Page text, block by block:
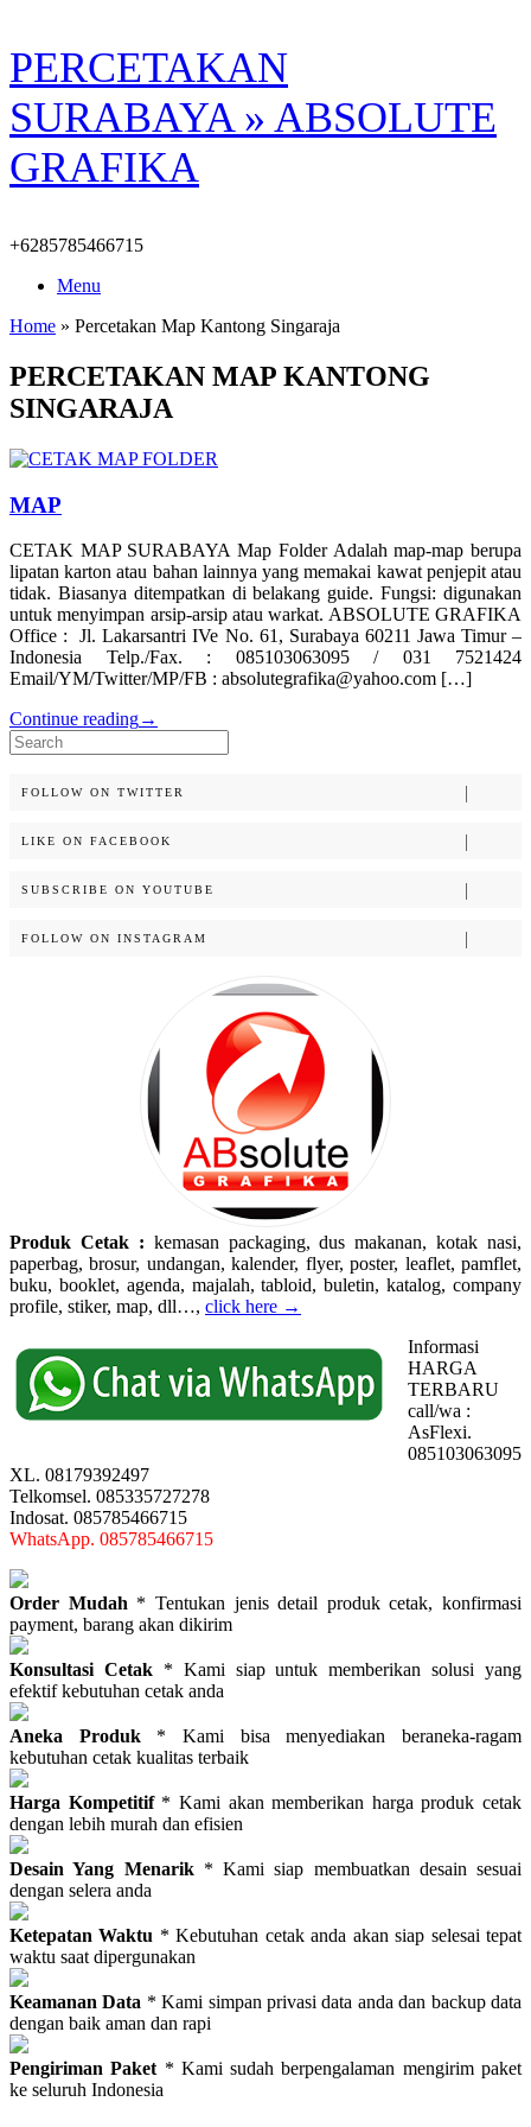
Skip
to
content
PERCETAKAN
SURABAYA » ABSOLUTE
GRAFIKA
+6285785466715
Menu
Home » Percetakan Map Kantong Singaraja
PERCETAKAN MAP KANTONG
SINGARAJA
MAP
CETAK MAP SURABAYA Map Folder Adalah map-map berupa
lipatan karton atau bahan lainnya yang memakai kawat penjepit atau
tidak. Biasanya ditempatkan di belakang guide. Fungsi: digunakan
untuk menyimpan arsip-arsip atau warkat. ABSOLUTE GRAFIKA
Office : Jl. Lakarsantri IVe No. 61, Surabaya 60211 Jawa Timur –
Indonesia Telp./Fax. : 085103063095 / 031 7521424
Email/YM/Twitter/MP/FB : absolutegrafika@yahoo.com […]
Continue reading→
Search
for:
FOLLOW ON TWITTER
LIKE ON FACEBOOK
SUBSCRIBE ON YOUTUBE
FOLLOW ON INSTAGRAM
Produk Cetak : kemasan packaging, dus makanan, kotak nasi,
paperbag, brosur, undangan, kalender, flyer, poster, leaflet, pamflet,
buku, booklet, agenda, majalah, tabloid, buletin, katalog, company
profile, stiker, map, dll…, click here →
Informasi
HARGA
TERBARU
call/wa :
AsFlexi.
085103063095
XL. 08179392497
Telkomsel. 085335727278
Indosat. 085785466715
WhatsApp. 085785466715
Order Mudah * Tentukan jenis detail produk cetak, konfirmasi
payment, barang akan dikirim
Konsultasi Cetak* Kami siap untuk memberikan solusi yang
efektif kebutuhan cetak anda
Aneka Produk * Kami bisa menyediakan beraneka-ragam
kebutuhan cetak kualitas terbaik
Harga Kompetitif* Kami akan memberikan harga produk cetak
dengan lebih murah dan efisien
Desain Yang Menarik* Kami siap membuatkan desain sesuai
dengan selera anda
Ketepatan Waktu * Kebutuhan cetak anda akan siap selesai tepat
waktu saat dipergunakan
Keamanan Data * Kami simpan privasi data anda dan backup data
dengan baik aman dan rapi
Pengiriman Paket * Kami sudah berpengalaman mengirim paket
ke seluruh Indonesia